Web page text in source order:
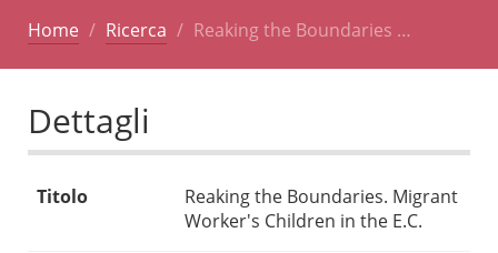
Home Ricerca Reaking the Boundaries …
Dettagli
Titolo
Reaking the Boundaries. Migrant
Worker's Children in the E.C.